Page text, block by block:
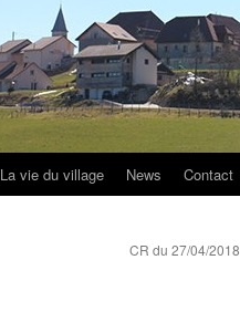
La vie du village News Contact
CR du 27/04/2018